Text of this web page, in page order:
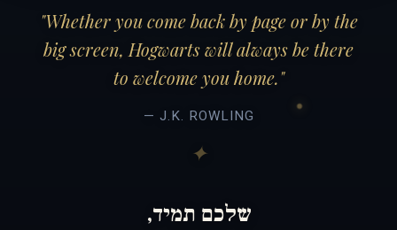
"Whether you come back by page or by the
big screen, Hogwarts will always be there
to welcome you home."
— J.K. ROWLING
שלכם תמיד,